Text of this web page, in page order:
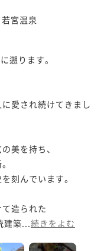
若宮温泉
遡ります。
愛され続けてきまし
美を持ち、
刻んでいます。
造られた
築... 続きをよむ